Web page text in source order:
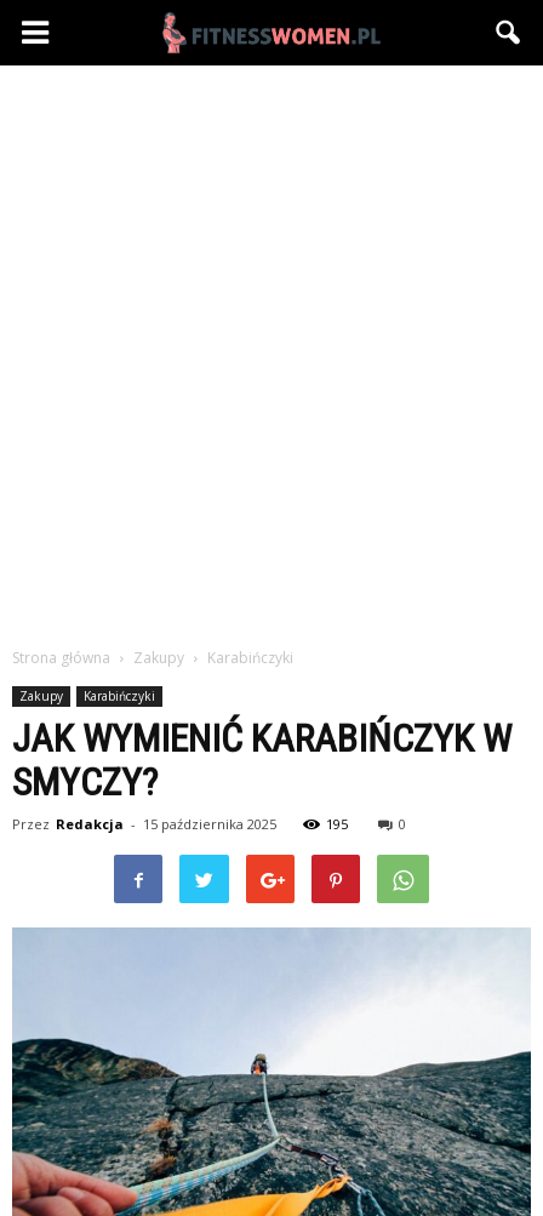
Fitnesswomen.pl
Strona główna Zakupy Karabińczyki
Zakupy Karabińczyki
JAK WYMIENIĆ KARABIŃCZYK W
SMYCZY?
Przez Redakcja - 15 października 2025 195 0